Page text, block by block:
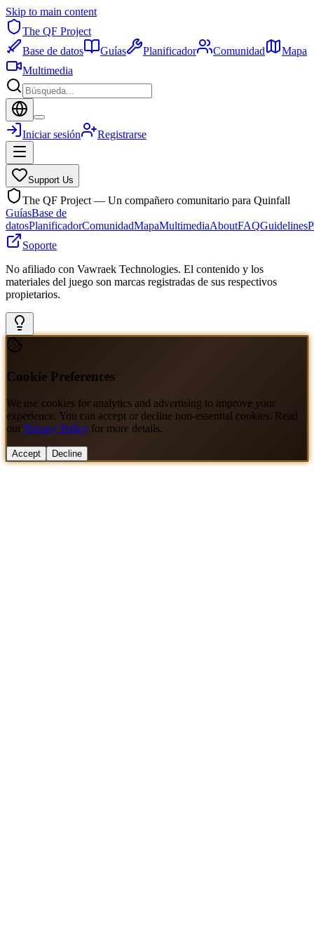
Skip to main content
The QF Project
Base de datos
Guías Planificador Comunidad
Mapa
Multimedia
Iniciar sesión Registrarse
Support Us
The QF Project — Un compañero comunitario para Quinfall
GuíasBase de
datosPlanificadorComunidadMapaMultimediaAboutFAQGuidelines
Soporte
No afiliado con Vawraek Technologies. El contenido y los
materiales del juego son marcas registradas de sus respectivos
propietarios.
Cookie Preferences
We use cookies for analytics and advertising to improve your
experience. You can accept or decline non-essential cookies. Read
our Privacy Policy for more details.
Accept Decline